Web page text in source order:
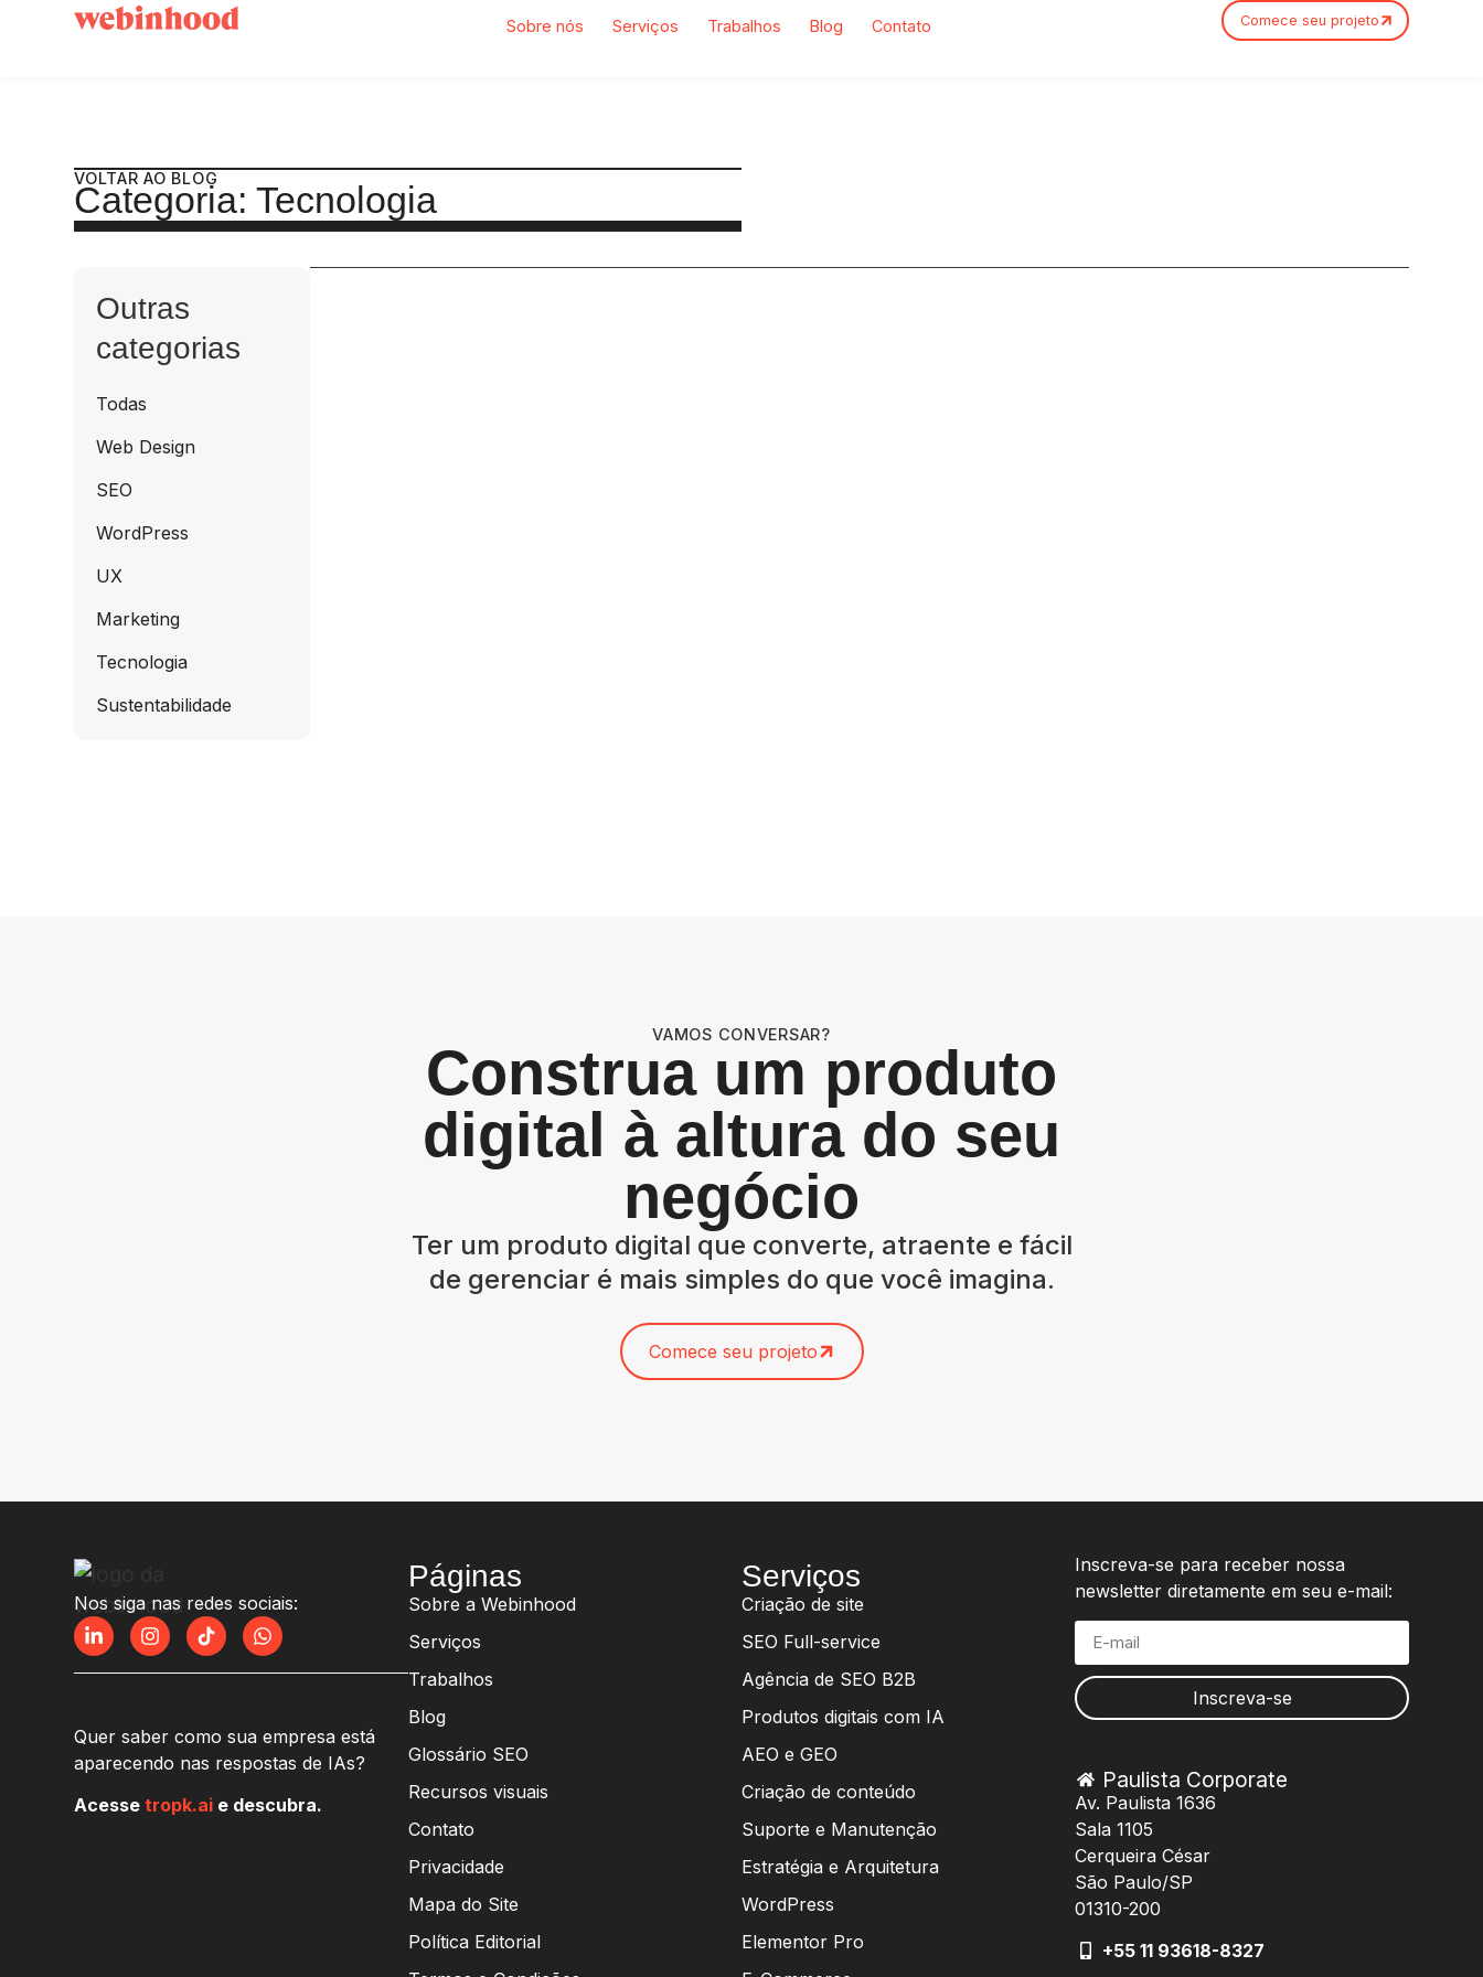
Sobre nós Serviços Trabalhos Blog Contato Comece seu projeto
VOLTAR AO BLOG
Categoria: Tecnologia
Outras
categorias
Todas
Web Design
SEO
WordPress
UX
Marketing
Tecnologia
Sustentabilidade
VAMOS CONVERSAR?
Construa um produto
digital à altura do seu
negócio
Ter um produto digital que converte, atraente e fácil
de gerenciar é mais simples do que você imagina.
Comece seu projeto
Nos siga nas redes sociais:
Quer saber como sua empresa está
aparecendo nas respostas de IAs?
Acessetropk.ai e descubra.
Páginas
Sobre a Webinhood
Serviços
Trabalhos
Blog
Glossário SEO
Recursos visuais
Contato
Privacidade
Mapa do Site
Política Editorial
Serviços
Criação de site
SEO Full-service
Agência de SEO B2B
Produtos digitais com IA
AEO e GEO
Criação de conteúdo
Suporte e Manutenção
Estratégia e Arquitetura
WordPress
Elementor Pro
Inscreva-se para receber nossa
newsletter diretamente em seu e-mail:
Inscreva-se
Paulista Corporate
Av. Paulista 1636
Sala 1105
Cerqueira César
São Paulo/SP
01310-200
+‪55 11 93618-8327‬